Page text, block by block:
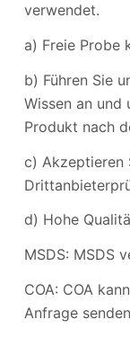
verwendet.
a) Freie Probe
b) Führen Sie
Wissen an und
Produkt nach
c) Akzeptieren
d) Hohe
MSDS: MSDS
COA: COA
Anfrage